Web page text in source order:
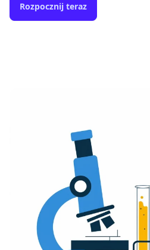
Rozpocznij teraz